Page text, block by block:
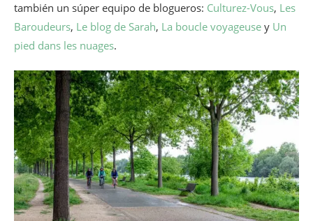
también un súper equipo de blogueros: Culturez-Vous, Les
Baroudeurs, Le blog de Sarah, La boucle voyageuse y Un
pied dans les nuages.